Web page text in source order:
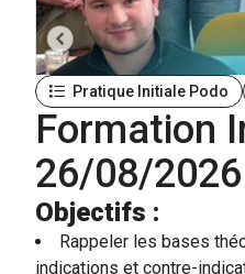
Pratique Initiale Podo
Formation
26/08/2026
Objectifs :
Rappeler les bases
indications et contre-